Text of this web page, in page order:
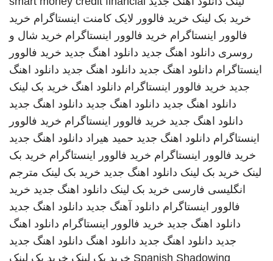
خرید بک لینک خرید فالوور لایک کامنت اینستاگرام خرید
فالوور اینستاگرام خرید فالوور اینستاگرام خرید شال و
روسری دانلود اهنگ جدید دانلود اهنگ جدید خرید فالوور
اینستاگرام دانلود اهنگ جدید دانلود اهنگ جدید دانلود اهنگ
جدید خرید فالوور اینستاگرام دانلود اهنگ خرید بک لینک
دانلود اهنگ جدید دانلود اهنگ جدید دانلود اهنگ جدید
دانلود اهنگ جدید خرید فالوور اینستاگرام خرید فالوور
اینستاگرام دانلود اهنگ جدید حمید هیراد دانلود اهنگ جدید
خرید فالوور اینستاگرام خرید فالوور اینستاگرام خرید بک
لینک خرید بک لینک دانلود اهنگ جدید خرید بک لینک مترجم
انگلیسی فارسی خرید بک لینک دانلود اهنگ جدید خرید
فالوور اینستاگرام دانلود آهنگ جدید دانلود اهنگ جدید
دانلود اهنگ جدید خرید فالوور اینستاگرام دانلود اهنگ
جدید دانلود اهنگ جدید دانلود اهنگ دانلود اهنگ جدید
Spanish Shadowing خرید بک لینک خرید بک لینک